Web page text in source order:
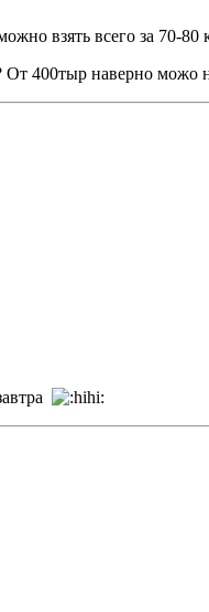
взять всего за 70-
400тыр наверно можо